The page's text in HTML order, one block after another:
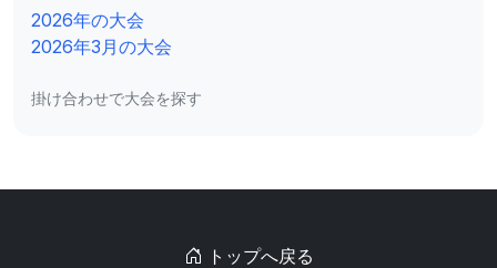
2026年の大会
2026年3月の大会
掛け合わせで大会を探す
トップへ戻る